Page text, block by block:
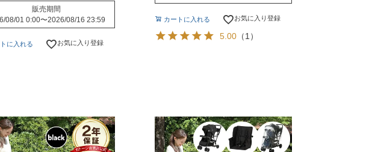
販売期間
08/01 0:00〜2026/08/16 23:59
に入れる お気に入り登録
カートに入れる お気に入り登録
5.00（1）